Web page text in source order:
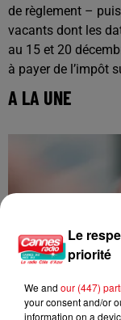
de règlement –
vacants dont les
au 15 et 20
à payer de l’impôt
A LA UNE
Le
priorité
We and our (447)
your consent and/or
information on a